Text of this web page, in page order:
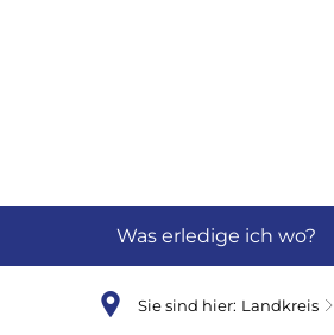
Was erledige ich wo?
Sie sind hier: Landkreis